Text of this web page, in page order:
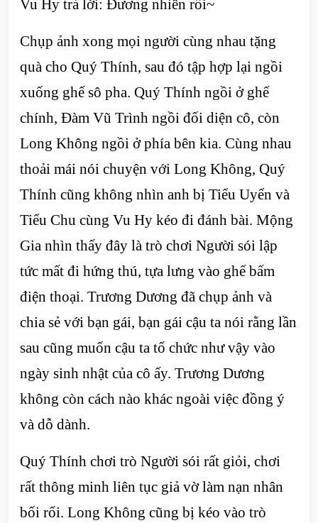
Vu Hy trả lời: Đương nhiên rồi~
Chụp ảnh xong mọi người cùng nhau tặng
quà cho Quý Thính, sau đó tập hợp lại ngồi
xuống ghế sô pha. Quý Thính ngồi ở ghế
chính, Đàm Vũ Trình ngồi đối diện cô, còn
Long Không ngồi ở phía bên kia. Cùng nhau
thoải mái nói chuyện với Long Không, Quý
Thính cũng không nhìn anh bị Tiểu Uyển và
Tiểu Chu cùng Vu Hy kéo đi đánh bài. Mộng
Gia nhìn thấy đây là trò chơi Người sói lập
tức mất đi hứng thú, tựa lưng vào ghế bấm
điện thoại. Trương Dương đã chụp ảnh và
chia sẻ với bạn gái, bạn gái cậu ta nói rằng lần
sau cũng muốn cậu ta tổ chức như vậy vào
ngày sinh nhật của cô ấy. Trương Dương
không còn cách nào khác ngoài việc đồng ý
và dỗ dành.
Quý Thính chơi trò Người sói rất giỏi, chơi
rất thông minh liên tục giả vờ làm nạn nhân
bối rối. Long Không cũng bị kéo vào trò